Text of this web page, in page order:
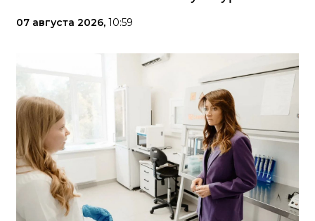
07 августа 2026, 10:59